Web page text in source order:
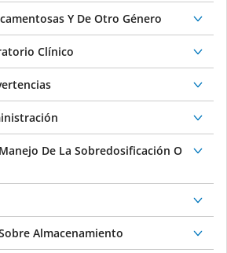
Y De Otro Género
Clínico
De La Sobredosificación O
Almacenamiento